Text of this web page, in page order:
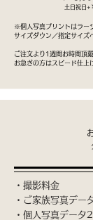
土日祝日
※個人写真プリントはラー
サイズダウン／指定サイズ
ご注文より1週間お時間頂
お急ぎの方はスピード仕上
・撮影料金
・ご家族写真デー
・個人写真データ